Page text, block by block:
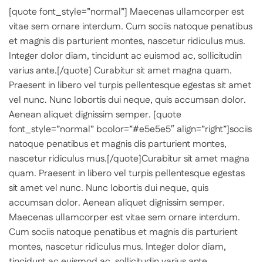
[quote font_style=”normal”] Maecenas ullamcorper est
vitae sem ornare interdum. Cum sociis natoque penatibus
et magnis dis parturient montes, nascetur ridiculus mus.
Integer dolor diam, tincidunt ac euismod ac, sollicitudin
varius ante.[/quote] Curabitur sit amet magna quam.
Praesent in libero vel turpis pellentesque egestas sit amet
vel nunc. Nunc lobortis dui neque, quis accumsan dolor.
Aenean aliquet dignissim semper. [quote
font_style=”normal” bcolor=”#e5e5e5″ align=”right”]sociis
natoque penatibus et magnis dis parturient montes,
nascetur ridiculus mus.[/quote]Curabitur sit amet magna
quam. Praesent in libero vel turpis pellentesque egestas
sit amet vel nunc. Nunc lobortis dui neque, quis
accumsan dolor. Aenean aliquet dignissim semper.
Maecenas ullamcorper est vitae sem ornare interdum.
Cum sociis natoque penatibus et magnis dis parturient
montes, nascetur ridiculus mus. Integer dolor diam,